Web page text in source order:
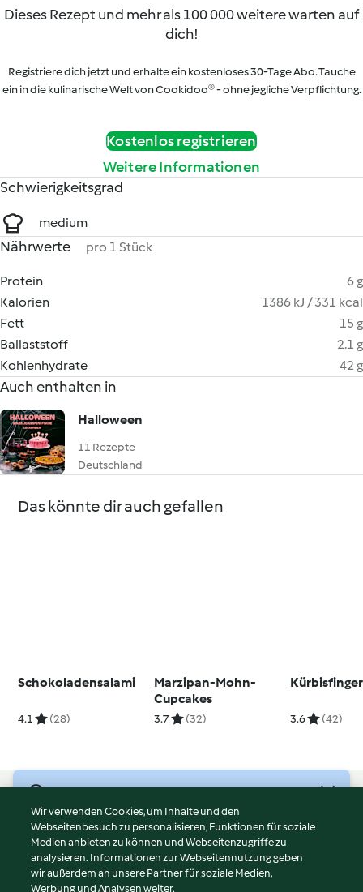
Dieses Rezept und mehr als 100 000 weitere warten auf
dich!
Registriere dich jetzt und erhalte ein kostenloses 30-Tage Abo. Tauche
ein in die kulinarische Welt von Cookidoo® - ohne jegliche Verpflichtung.
Kostenlos registrieren
Weitere Informationen
Schwierigkeitsgrad
medium
Nährwerte pro 1 Stück
Protein
6 g
Kalorien
1386 kJ / 331 kcal
Fett
15 g
Ballaststoff
2.1 g
Kohlenhydrate
42 g
Auch enthalten in
Halloween
11 Rezepte
Deutschland
Das könnte dir auch gefallen
Schokoladensalami
4.1 (28)
Marzipan-Mohn-
Cupcakes
3.7 (32)
Kürbisfinger
3.6 (42)
Nutzungsbedingungen
Datenschutzrichtlinien
Disclaimer
Wir verwenden Cookies, um Inhalte und den
Webseitenbesuch zu personalisieren, Funktionen für soziale
Medien anbieten zu können und Webseitenzugriffe zu
analysieren. Informationen zur Webseitennutzung geben
wir außerdem an unsere Partner für soziale Medien,
Werbung und Analysen weiter.